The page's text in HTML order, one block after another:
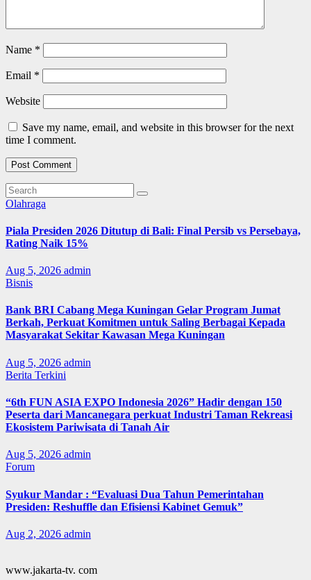
Name *
Email *
Website
Save my name, email, and website in this browser for the next
time I comment.
Olahraga
Piala Presiden 2026 Ditutup di Bali: Final Persib vs Persebaya,
Rating Naik 15%
Aug 5, 2026 admin
Bisnis
Bank BRI Cabang Mega Kuningan Gelar Program Jumat
Berkah, Perkuat Komitmen untuk Saling Berbagai Kepada
Masyarakat Sekitar Kawasan Mega Kuningan
Aug 5, 2026 admin
Berita Terkini
“6th FUN ASIA EXPO Indonesia 2026” Hadir dengan 150
Peserta dari Mancanegara perkuat Industri Taman Rekreasi
Ekosistem Pariwisata di Tanah Air
Aug 5, 2026 admin
Forum
Syukur Mandar : “Evaluasi Dua Tahun Pemerintahan
Presiden: Reshuffle dan Efisiensi Kabinet Gemuk”
Aug 2, 2026 admin
www.jakarta-tv. com